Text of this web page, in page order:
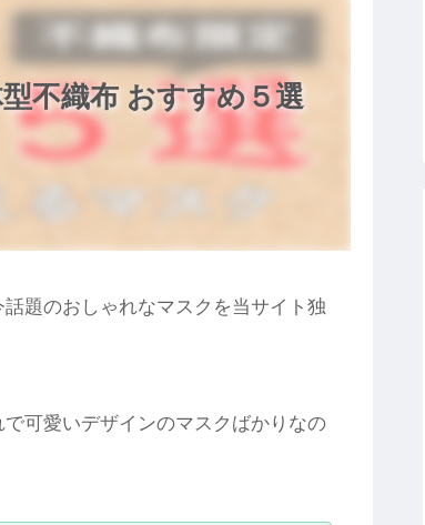
不織布 おすすめ５選
話題のおしゃれなマスクを当サイト独
可愛いデザインのマスクばかりなの